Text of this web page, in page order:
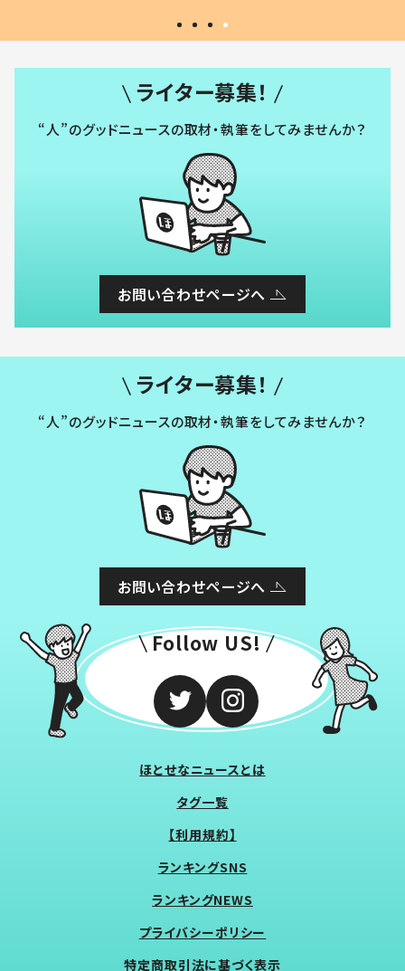
ライター募集！
“人”のグッドニュースの取材・執筆をしてみませんか？
お問い合わせページへ
ライター募集！
“人”のグッドニュースの取材・執筆をしてみませんか？
お問い合わせページへ
Follow US!
ほとせなニュースとは
タグ一覧
【利用規約】
ランキングSNS
ランキングNEWS
プライバシーポリシー
特定商取引法に基づく表示